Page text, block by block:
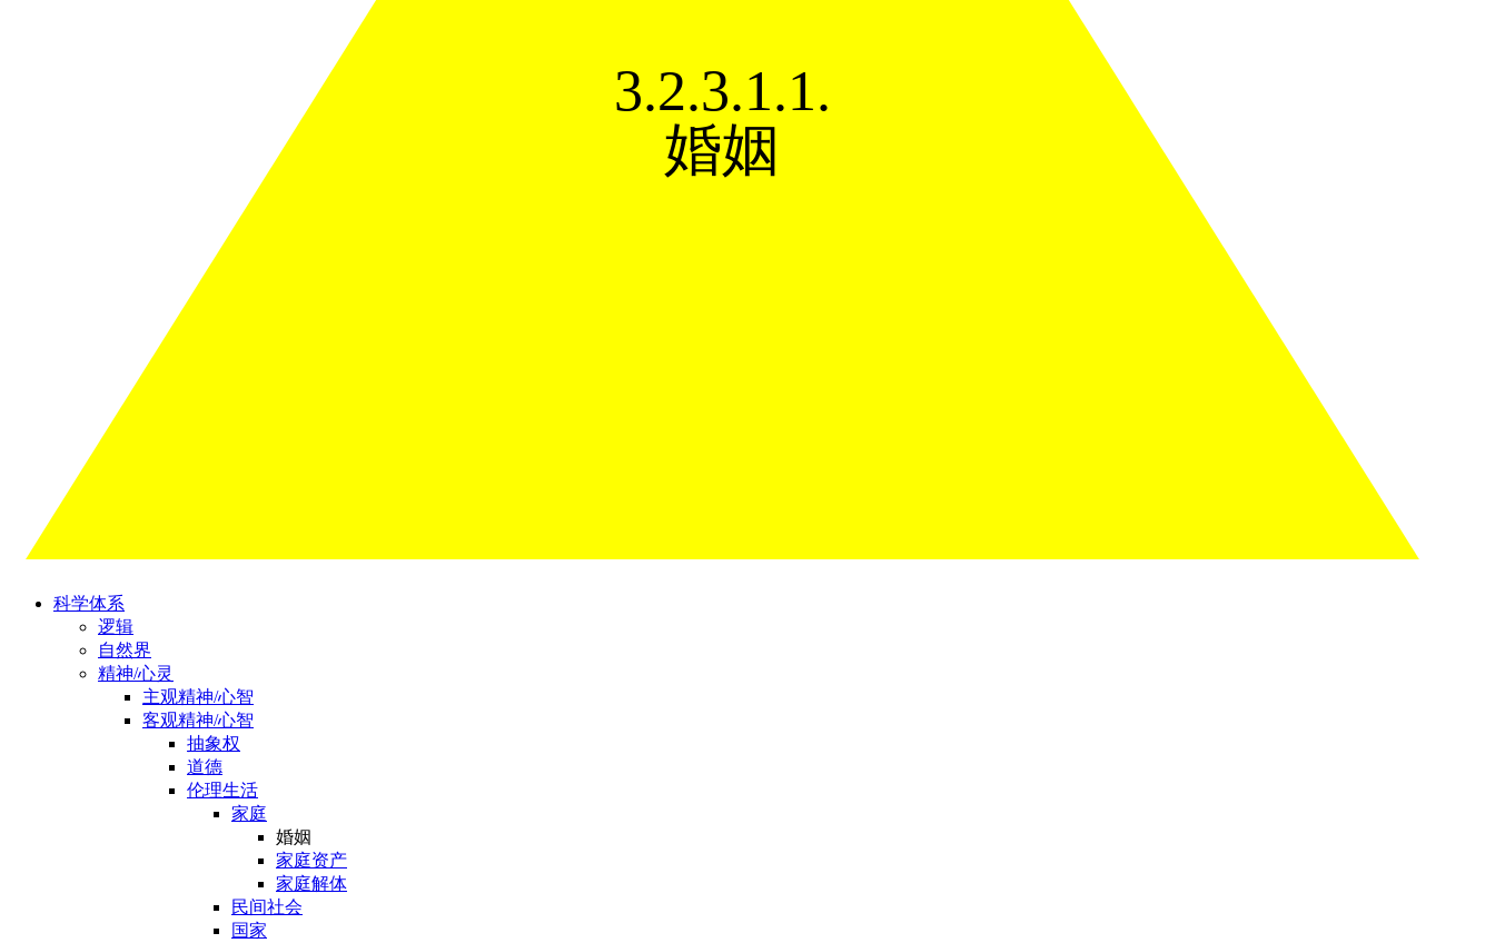
3.2.3.1.1.
婚姻
科学体系
逻辑
自然界
精神/心灵
主观精神/心智
客观精神/心智
抽象权
道德
伦理生活
家庭
婚姻
家庭资产
家庭解体
民间社会
国家